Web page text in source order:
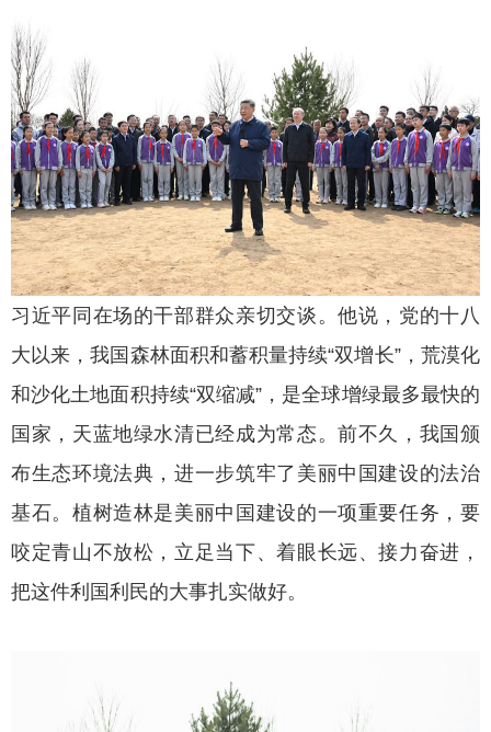
习近平同在场的干部群众亲切交谈。他说，党的十八
大以来，我国森林面积和蓄积量持续“双增长”，荒漠化
和沙化土地面积持续“双缩减”，是全球增绿最多最快的
国家，天蓝地绿水清已经成为常态。前不久，我国颁
布生态环境法典，进一步筑牢了美丽中国建设的法治
基石。植树造林是美丽中国建设的一项重要任务，要
咬定青山不放松，立足当下、着眼长远、接力奋进，
把这件利国利民的大事扎实做好。